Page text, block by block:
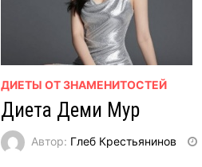
ДИЕТЫ ОТ ЗНАМЕНИТОСТЕЙ
Диета Деми Мур
Автор: Глеб Крестьянинов